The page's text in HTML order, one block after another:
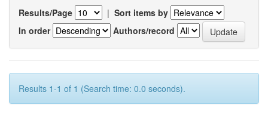
Results/Page | Sort items by
In order
Authors/record
Results 1-1 of 1 (Search time: 0.0 seconds).